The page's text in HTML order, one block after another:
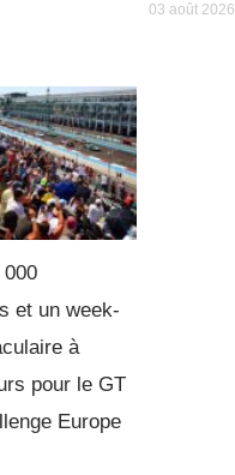
03 août 2026
000
et un week-
à
pour le GT
Europe